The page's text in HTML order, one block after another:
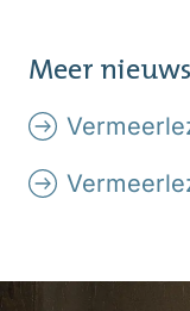
Meer nieuws